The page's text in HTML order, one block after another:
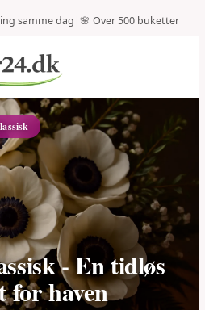
samme dag |🌸 Over 500 buketter
- En tidløs
for haven